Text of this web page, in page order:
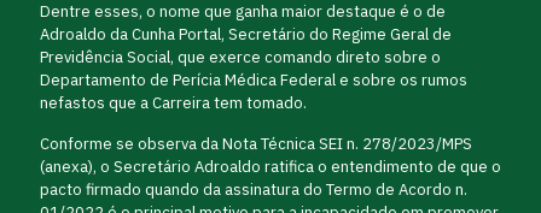
Dentre esses, o nome que ganha maior destaque é o de
Adroaldo da Cunha Portal, Secretário do Regime Geral de
Previdência Social, que exerce comando direto sobre o
Departamento de Perícia Médica Federal e sobre os rumos
nefastos que a Carreira tem tomado.
Conforme se observa da Nota Técnica SEI n. 278/2023/MPS
(anexa), o Secretário Adroaldo ratifica o entendimento de que o
pacto firmado quando da assinatura do Termo de Acordo n.